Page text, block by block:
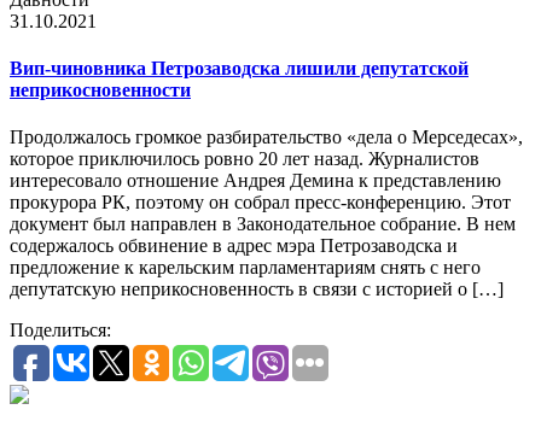
31.10.2021
Вип-чиновника Петрозаводска лишили депутатской
неприкосновенности
Продолжалось громкое разбирательство «дела о Мерседесах»,
которое приключилось ровно 20 лет назад. Журналистов
интересовало отношение Андрея Демина к представлению
прокурора РК, поэтому он собрал пресс-конференцию. Этот
документ был направлен в Законодательное собрание. В нем
содержалось обвинение в адрес мэра Петрозаводска и
предложение к карельским парламентариям снять с него
депутатскую неприкосновенность в связи с историей о […]
Поделиться: